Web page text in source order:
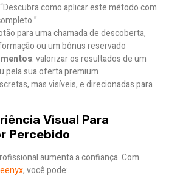
como aplicar este método com
para uma chamada de descoberta,
ou um bônus reservado
: valorizar os resultados de um
pela sua oferta premium
mas visíveis, e direcionadas para
Visual Para
Percebido
aumenta a confiança. Com
, você pode: